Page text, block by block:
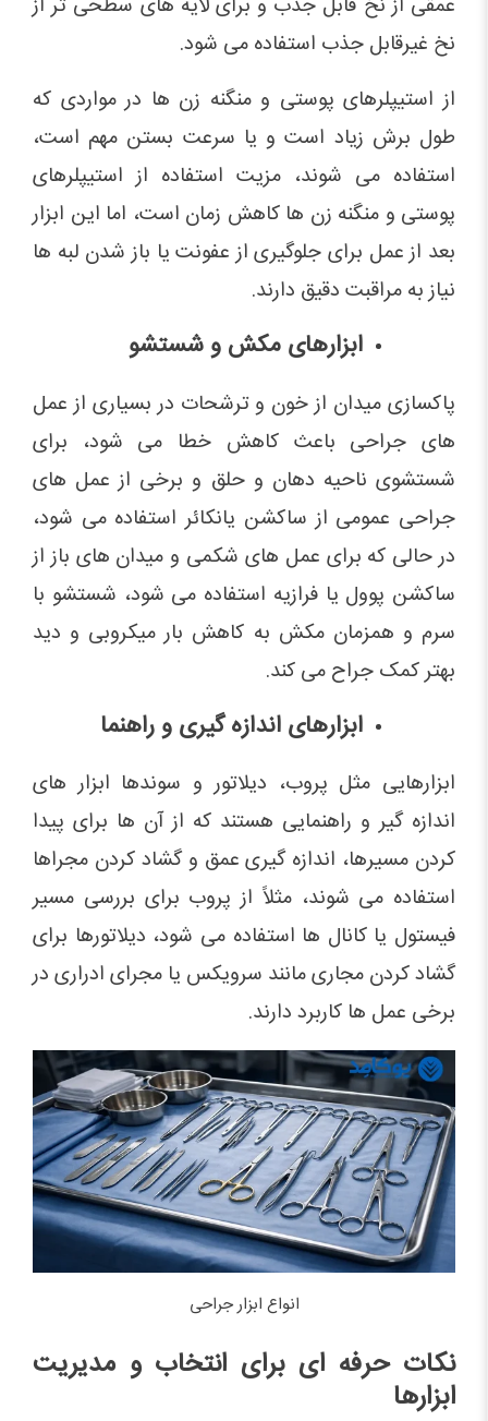
عمقی از نخ قابل جذب و برای لایه های سطحی تر از
نخ غیرقابل جذب استفاده می شود.
از استیپلرهای پوستی و منگنه زن ها در مواردی که
طول برش زیاد است و یا سرعت بستن مهم است،
استفاده می شوند، مزیت استفاده از استیپلرهای
پوستی و منگنه زن ها کاهش زمان است، اما این ابزار
بعد از عمل برای جلوگیری از عفونت یا باز شدن لبه ها
نیاز به مراقبت دقیق دارند.
ابزارهای مکش و شستشو
پاکسازی میدان از خون و ترشحات در بسیاری از عمل
های جراحی باعث کاهش خطا می شود، برای
شستشوی ناحیه دهان و حلق و برخی از عمل های
جراحی عمومی از ساکشن یانکائر استفاده می شود،
در حالی که برای عمل های شکمی و میدان های باز از
ساکشن پوول یا فرازیه استفاده می شود، شستشو با
سرم و همزمان مکش به کاهش بار میکروبی و دید
بهتر کمک جراح می کند.
ابزارهای اندازه گیری و راهنما
ابزارهایی مثل پروب، دیلاتور و سوندها ابزار های
اندازه گیر و راهنمایی هستند که از آن ها برای پیدا
کردن مسیرها، اندازه گیری عمق و گشاد کردن مجراها
استفاده می شوند، مثلاً از پروب برای بررسی مسیر
فیستول یا کانال ها استفاده می شود، دیلاتورها برای
گشاد کردن مجاری مانند سرویکس یا مجرای ادراری در
برخی عمل ها کاربرد دارند.
انواع ابزار جراحی
نکات حرفه ای برای انتخاب و مدیریت
ابزارها